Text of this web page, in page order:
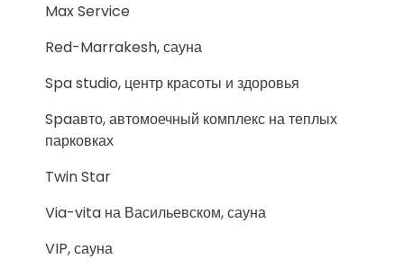
Max Service
Red-Marrakesh, сауна
Spa studio, центр красоты и здоровья
Spaавто, автомоечный комплекс на теплых
парковках
Twin Star
Via-vita на Васильевском, сауна
VIP, сауна